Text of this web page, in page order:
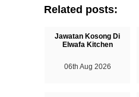
Related posts:
Jawatan Kosong Di
Elwafa Kitchen
06th Aug 2026